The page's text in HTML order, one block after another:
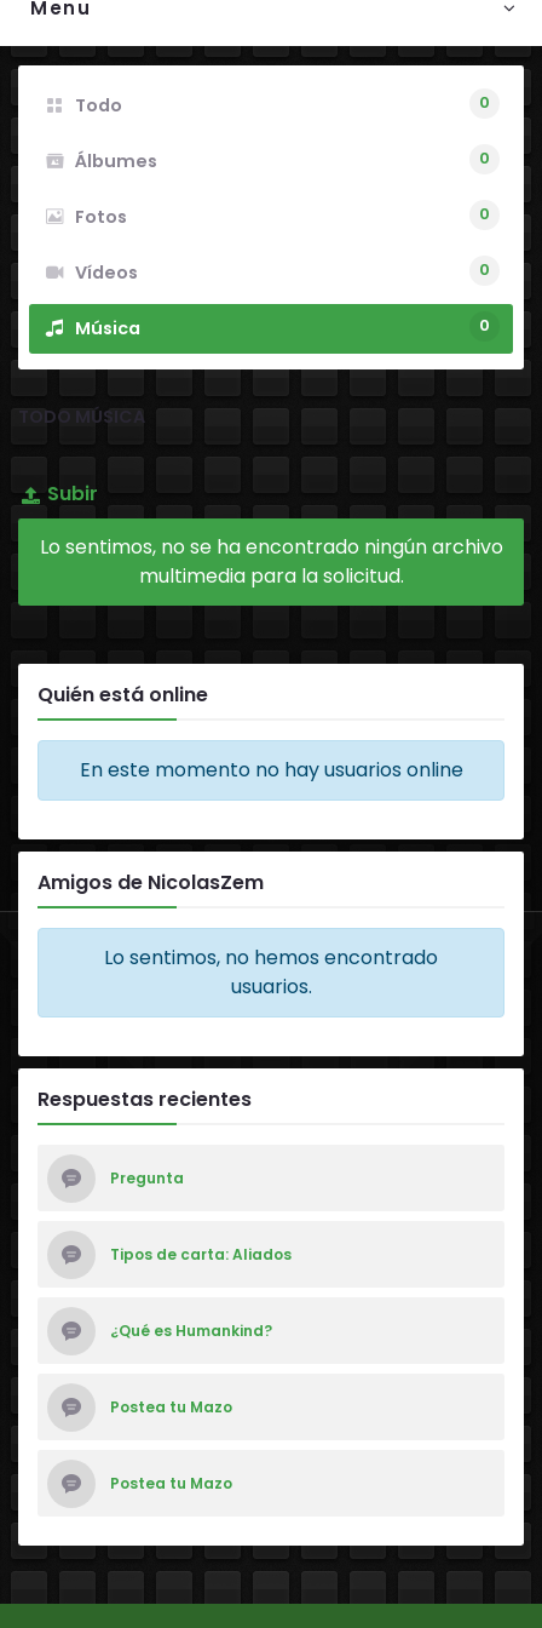
Menu
Todo 0
Álbumes 0
Fotos 0
Vídeos 0
Música 0
TODO MÚSICA
Subir
Lo sentimos, no se ha encontrado ningún archivo
multimedia para la solicitud.
Quién está online
En este momento no hay usuarios online
Amigos de NicolasZem
Lo sentimos, no hemos encontrado
usuarios.
Respuestas recientes
Pregunta
Tipos de carta: Aliados
¿Qué es Humankind?
Postea tu Mazo
Postea tu Mazo